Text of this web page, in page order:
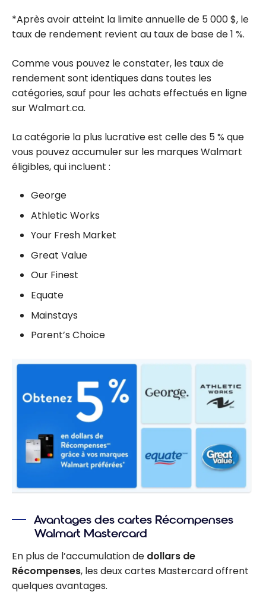
*Après avoir atteint la limite annuelle de 5 000 $, le
taux de rendement revient au taux de base de 1 %.
Comme vous pouvez le constater, les taux de
rendement sont identiques dans toutes les
catégories, sauf pour les achats effectués en ligne
sur Walmart.ca.
La catégorie la plus lucrative est celle des 5 % que
vous pouvez accumuler sur les marques Walmart
éligibles, qui incluent :
George
Athletic Works
Your Fresh Market
Great Value
Our Finest
Equate
Mainstays
Parent’s Choice
Avantages des cartes Récompenses
Walmart Mastercard
En plus de l’accumulation de dollars de
Récompenses, les deux cartes Mastercard offrent
quelques avantages.